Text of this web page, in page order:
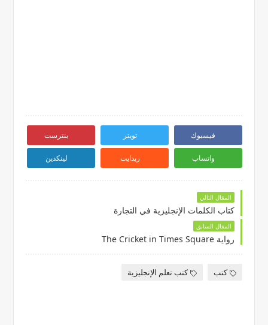
فيسبوك تويتر بنترست
واتساب ريدايت لينكدين
المقال التالي
كتاب الكلمات الإنجليزية في التجارة
المقال السابق
رواية The Cricket in Times Square
كتب كتب تعلم الإنجليزية